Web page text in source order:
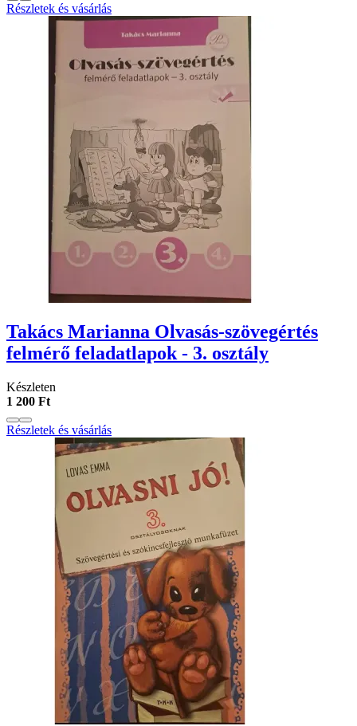
Részletek és vásárlás
Takács Marianna Olvasás-szövegértés
felmérő feladatlapok - 3. osztály
Készleten
1 200 Ft
Részletek és vásárlás